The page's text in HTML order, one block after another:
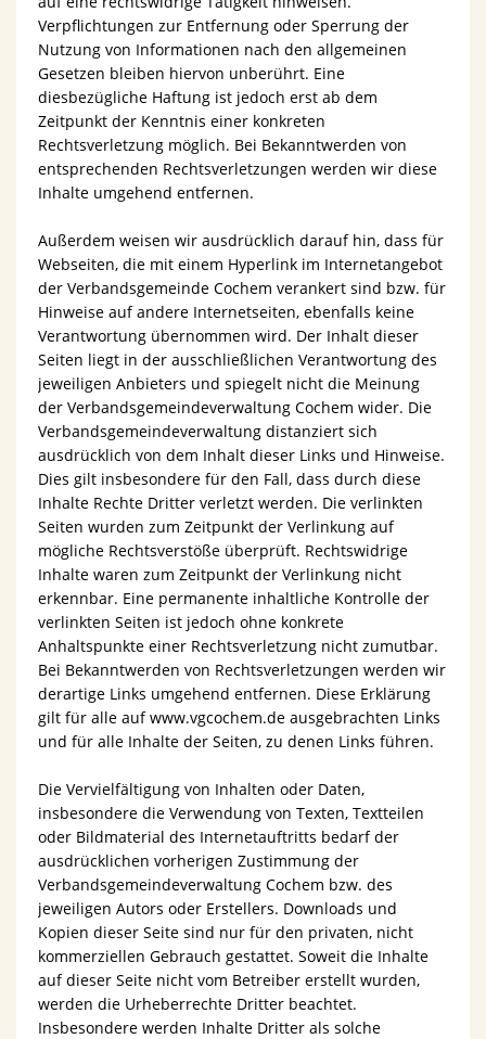
Verpflichtungen zur Entfernung oder Sperrung der
Nutzung von Informationen nach den allgemeinen
Gesetzen bleiben hiervon unberührt. Eine
diesbezügliche Haftung ist jedoch erst ab dem
Zeitpunkt der Kenntnis einer konkreten
Rechtsverletzung möglich. Bei Bekanntwerden von
entsprechenden Rechtsverletzungen werden wir diese
Inhalte umgehend entfernen.
Außerdem weisen wir ausdrücklich darauf hin, dass für
Webseiten, die mit einem Hyperlink im Internetangebot
der Verbandsgemeinde Cochem verankert sind bzw. für
Hinweise auf andere Internetseiten, ebenfalls keine
Verantwortung übernommen wird. Der Inhalt dieser
Seiten liegt in der ausschließlichen Verantwortung des
jeweiligen Anbieters und spiegelt nicht die Meinung
der Verbandsgemeindeverwaltung Cochem wider. Die
Verbandsgemeindeverwaltung distanziert sich
ausdrücklich von dem Inhalt dieser Links und Hinweise.
Dies gilt insbesondere für den Fall, dass durch diese
Inhalte Rechte Dritter verletzt werden. Die verlinkten
Seiten wurden zum Zeitpunkt der Verlinkung auf
mögliche Rechtsverstöße überprüft. Rechtswidrige
Inhalte waren zum Zeitpunkt der Verlinkung nicht
erkennbar. Eine permanente inhaltliche Kontrolle der
verlinkten Seiten ist jedoch ohne konkrete
Anhaltspunkte einer Rechtsverletzung nicht zumutbar.
Bei Bekanntwerden von Rechtsverletzungen werden wir
derartige Links umgehend entfernen. Diese Erklärung
gilt für alle auf www.vgcochem.de ausgebrachten Links
und für alle Inhalte der Seiten, zu denen Links führen.
Die Vervielfältigung von Inhalten oder Daten,
insbesondere die Verwendung von Texten, Textteilen
oder Bildmaterial des Internetauftritts bedarf der
ausdrücklichen vorherigen Zustimmung der
Verbandsgemeindeverwaltung Cochem bzw. des
jeweiligen Autors oder Erstellers. Downloads und
Kopien dieser Seite sind nur für den privaten, nicht
kommerziellen Gebrauch gestattet. Soweit die Inhalte
auf dieser Seite nicht vom Betreiber erstellt wurden,
werden die Urheberrechte Dritter beachtet.
Insbesondere werden Inhalte Dritter als solche